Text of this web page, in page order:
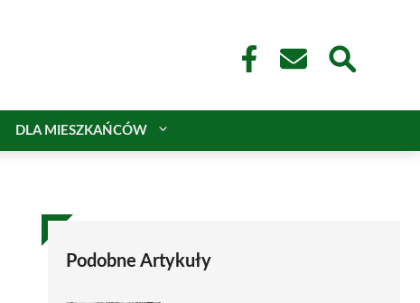
DLA MIESZKAŃCÓW
Podobne Artykuły